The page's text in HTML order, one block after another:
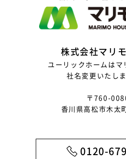
株式会社マリ
ユーリックホームはマ
社名変更いたしま
〒760-
香川県高松市木太
0120-